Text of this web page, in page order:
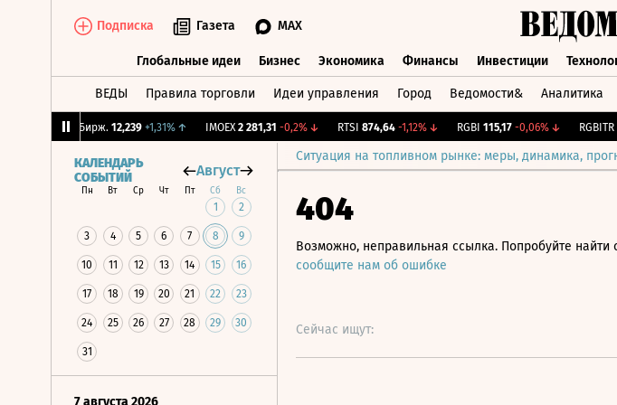
Подписка Газета MAX
Глобальные идеи Бизнес Экономика Финансы Инвестиции
ВЕДЫ Правила торговли Идеи управления Город Ведомости& Аналитика
CNY Бирж. 12,239 +1,31%↑ IMOEX 2 281,31 -0,2%↓ RTSI 874,64 -1,12%↓ RGBI 115,17 -0,06%↓ RGBITR
Ситуация на топливном рынке: меры, динамика,
КАЛЕНДАРЬ
СОБЫТИЙ
Август
Пн Вт Ср Чт Пт Сб Вс
1 2
3 4 5 6 7 8 9
10 11 12 13 14 15 16
17 18 19 20 21 22 23
24 25 26 27 28 29 30
31
7 августа 2026
404
Возможно, неправильная ссылка. Попробуйте найти
сообщите нам об ошибке
Сейчас ищут: